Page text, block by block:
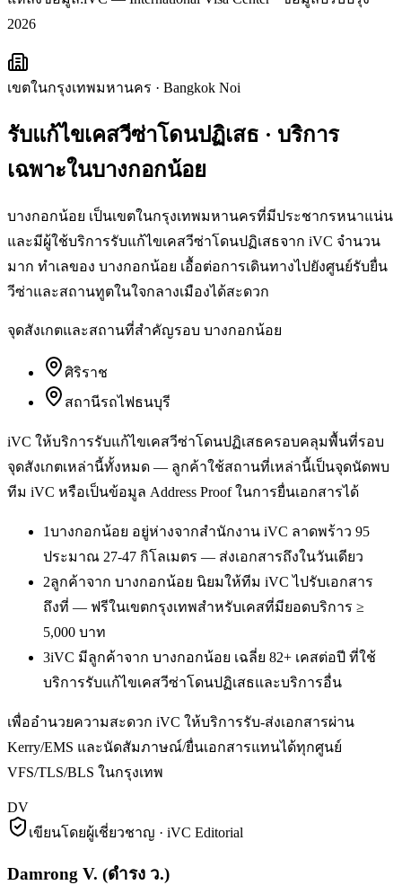
2026
เขตในกรุงเทพมหานคร · Bangkok Noi
รับแก้ไขเคสวีซ่าโดนปฏิเสธ · บริการ
เฉพาะในบางกอกน้อย
บางกอกน้อย เป็นเขตในกรุงเทพมหานครที่มีประชากรหนาแน่น
และมีผู้ใช้บริการรับแก้ไขเคสวีซ่าโดนปฏิเสธจาก iVC จำนวน
มาก ทำเลของ บางกอกน้อย เอื้อต่อการเดินทางไปยังศูนย์รับยื่น
วีซ่าและสถานทูตในใจกลางเมืองได้สะดวก
จุดสังเกตและสถานที่สำคัญรอบ บางกอกน้อย
ศิริราช
สถานีรถไฟธนบุรี
iVC ให้บริการรับแก้ไขเคสวีซ่าโดนปฏิเสธครอบคลุมพื้นที่รอบ
จุดสังเกตเหล่านี้ทั้งหมด — ลูกค้าใช้สถานที่เหล่านี้เป็นจุดนัดพบ
ทีม iVC หรือเป็นข้อมูล Address Proof ในการยื่นเอกสารได้
1บางกอกน้อย อยู่ห่างจากสำนักงาน iVC ลาดพร้าว 95
ประมาณ 27-47 กิโลเมตร — ส่งเอกสารถึงในวันเดียว
2ลูกค้าจาก บางกอกน้อย นิยมให้ทีม iVC ไปรับเอกสาร
ถึงที่ — ฟรีในเขตกรุงเทพสำหรับเคสที่มียอดบริการ ≥
5,000 บาท
3iVC มีลูกค้าจาก บางกอกน้อย เฉลี่ย 82+ เคสต่อปี ที่ใช้
บริการรับแก้ไขเคสวีซ่าโดนปฏิเสธและบริการอื่น
เพื่ออำนวยความสะดวก iVC ให้บริการรับ-ส่งเอกสารผ่าน
Kerry/EMS และนัดสัมภาษณ์/ยื่นเอกสารแทนได้ทุกศูนย์
VFS/TLS/BLS ในกรุงเทพ
DV
เขียนโดยผู้เชี่ยวชาญ · iVC Editorial
Damrong V. (ดำรง ว.)